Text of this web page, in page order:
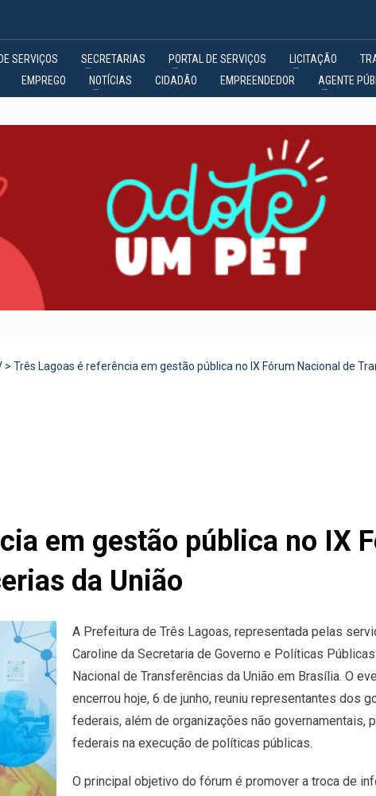
SERVIÇOS SECRETARIAS PORTAL DE SERVIÇOS LICITAÇÃO
EMPREGO NOTÍCIAS CIDADÃO EMPREENDEDOR AGENTE
> Três Lagoas é referência em gestão pública no IX Fórum Nacional de
em gestão pública no IX
da União
A Prefeitura de Três Lagoas, representada pelas
Caroline da Secretaria de Governo e Políticas
Nacional de Transferências da União em Brasília. O
encerrou hoje, 6 de junho, reuniu representantes dos
federais, além de organizações não governamentais,
federais na execução de políticas públicas.
O principal objetivo do fórum é promover a troca de